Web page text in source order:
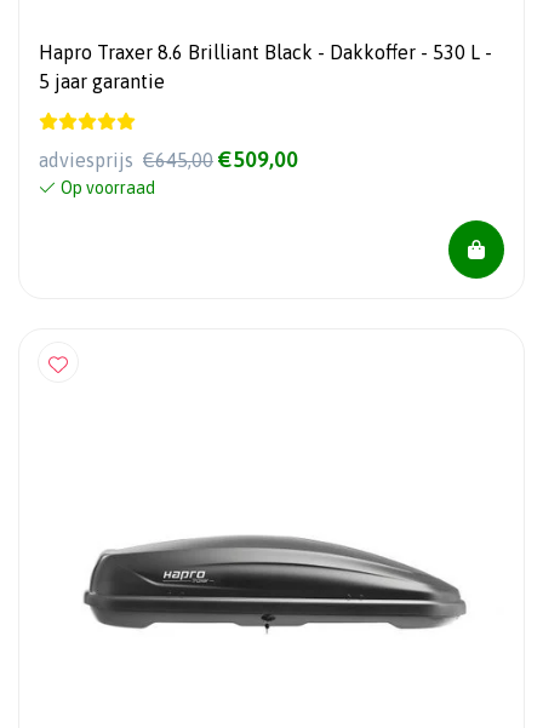
Hapro Traxer 8.6 Brilliant Black - Dakkoffer - 530 L -
5 jaar garantie
adviesprijs €645,00 €509,00
Op voorraad